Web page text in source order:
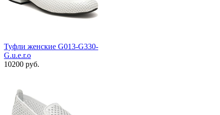
Туфли женские G013-G330-
G.u.e.r.o
10200 руб.